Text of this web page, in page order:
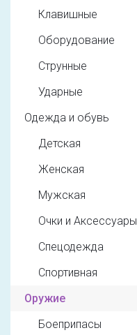
Клавишные
Оборудование
Струнные
Ударные
Одежда и обувь
Детская
Женская
Мужская
Очки и Аксессуары
Спецодежда
Спортивная
Оружие
Боеприпасы